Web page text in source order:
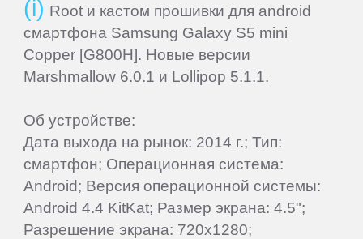
Root и кастом прошивки для android
смартфона Samsung Galaxy S5 mini
Copper [G800H]. Новые версии
Marshmallow 6.0.1 и Lollipop 5.1.1.
Об устройстве:
Дата выхода на рынок: 2014 г.; Тип:
смартфон; Операционная система:
Android; Версия операционной системы:
Android 4.4 KitKat; Размер экрана: 4.5";
Разрешение экрана: 720x1280;
ITL
Keener
Krez
Lark
Lenovo